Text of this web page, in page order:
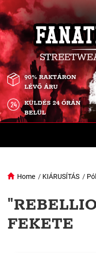
90% RAKTÁRON
LÉVŐ ÁRU
KÜLDÉS 24 ÓRÁN
BELÜL
Home / KIÁRUSÍTÁS /
FEKETE